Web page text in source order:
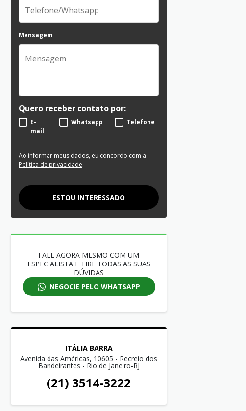
Mensagem
Quero receber contato por:
E-
mail
Whatsapp Telefone
Ao informar meus dados, eu concordo com a
Política de privacidade.
ESTOU INTERESSADO
FALE AGORA MESMO COM UM
ESPECIALISTA E TIRE TODAS AS SUAS
DÚVIDAS
NEGOCIE PELO WHATSAPP
ITÁLIA BARRA
Avenida das Américas, 10605 - Recreio dos
Bandeirantes - Rio de Janeiro-RJ
(21) 3514-3222